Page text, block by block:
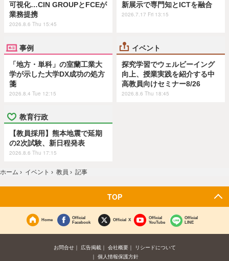
可視化…CIN GROUPとFCEが
業務提携
2026.8.6 Thu 15:45
新展示で専門知とICTを融合
2026.7.17 Fri 13:15
事例
「地方・単科」の室蘭工業大
学が示した大学DX成功の処方
箋
2026.8.4 Tue 12:15
イベント
探究学習でウェルビーイング
向上、授業実践を紹介する中
高教員向けセミナー8/26
2026.8.6 Thu 18:45
教育行政
【教員採用】熊本地震で延期
の2次試験、新日程発表
2026.8.6 Thu 17:15
ホーム › イベント › 教員 › 記事
TOP
Home
Official
Facebook
Official X
Official
YouTube
Official
LINE
お問合せ 広告掲載 会社概要
リシードについて
個人情報保護方針